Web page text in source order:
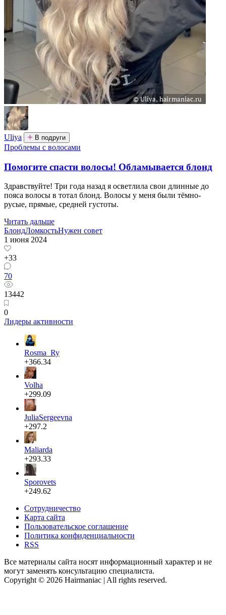
Uliya В подруги
Проблемы с волосами
Помогите спасти волосы! Обламывается блонд
Здравствуйте! Три года назад я осветлила свои длинные до
пояса волосы в тотал блонд. Волосы у меня были тёмно-
русые, прямые, средней густоты.
Читать дальше
БлондЛомкостьНужен совет
1 июня 2024
+33
70
13442
0
Лидеры активности
Rosma_Ry
+366.34
Volha
+299.09
JuliaSergeevna
+297.2
Maliarda
+293.33
Sporovets
+249.62
Сотрудничество
Карта сайта
Пользовательское соглашение
Политика конфиденциальности
RSS
Все материалы сайта носят информационный характер и не
могут заменять консультацию специалиста.
Copyright © 2026 Hairmaniac | All rights reserved.